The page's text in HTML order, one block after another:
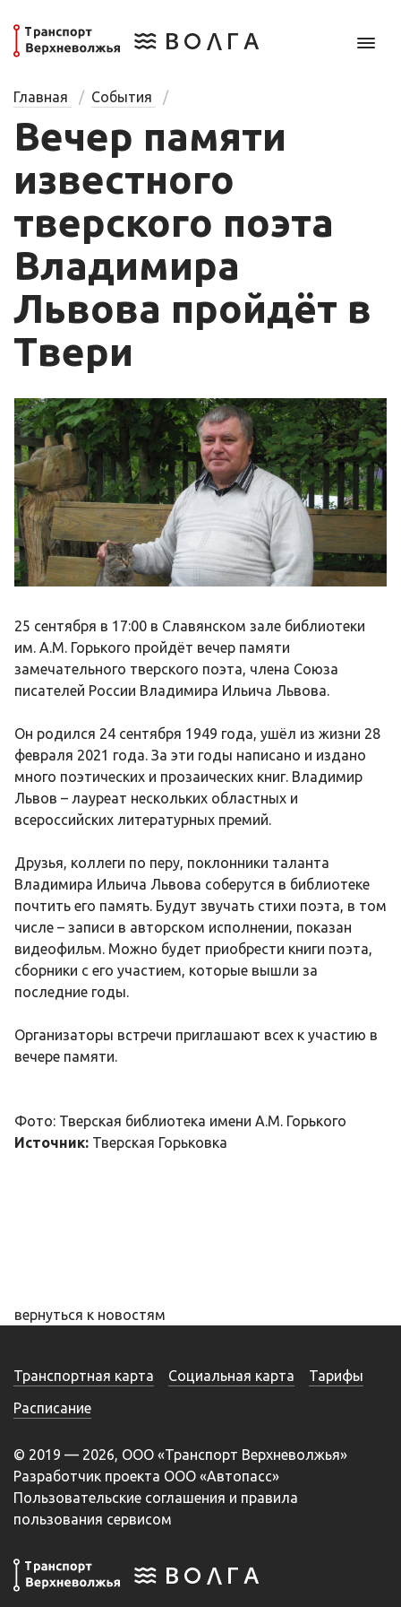
Главная События
Вечер памяти
известного
тверского поэта
Владимира
Львова пройдёт в
Твери
25 сентября в 17:00 в Славянском зале библиотеки
им. А.М. Горького пройдёт вечер памяти
замечательного тверского поэта, члена Союза
писателей России Владимира Ильича Львова.
Он родился 24 сентября 1949 года, ушёл из жизни 28
февраля 2021 года. За эти годы написано и издано
много поэтических и прозаических книг. Владимир
Львов – лауреат нескольких областных и
всероссийских литературных премий.
Друзья, коллеги по перу, поклонники таланта
Владимира Ильича Львова соберутся в библиотеке
почтить его память. Будут звучать стихи поэта, в том
числе – записи в авторском исполнении, показан
видеофильм. Можно будет приобрести книги поэта,
сборники с его участием, которые вышли за
последние годы.
Организаторы встречи приглашают всех к участию в
вечере памяти.
Фото: Тверская библиотека имени А.М. Горького
Источник: Тверская Горьковка
вернуться к новостям
Транспортная карта Социальная карта
Тарифы
Расписание
© 2019 — 2026, ООО «Транспорт Верхневолжья»
Разработчик проекта ООО «Автопасс»
Пользовательские соглашения и правила
пользования сервисом